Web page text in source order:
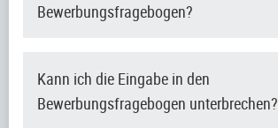
Bewerbungsfragebogen?
Kann ich die Eingabe in den
Bewerbungsfragebogen unterbrechen?